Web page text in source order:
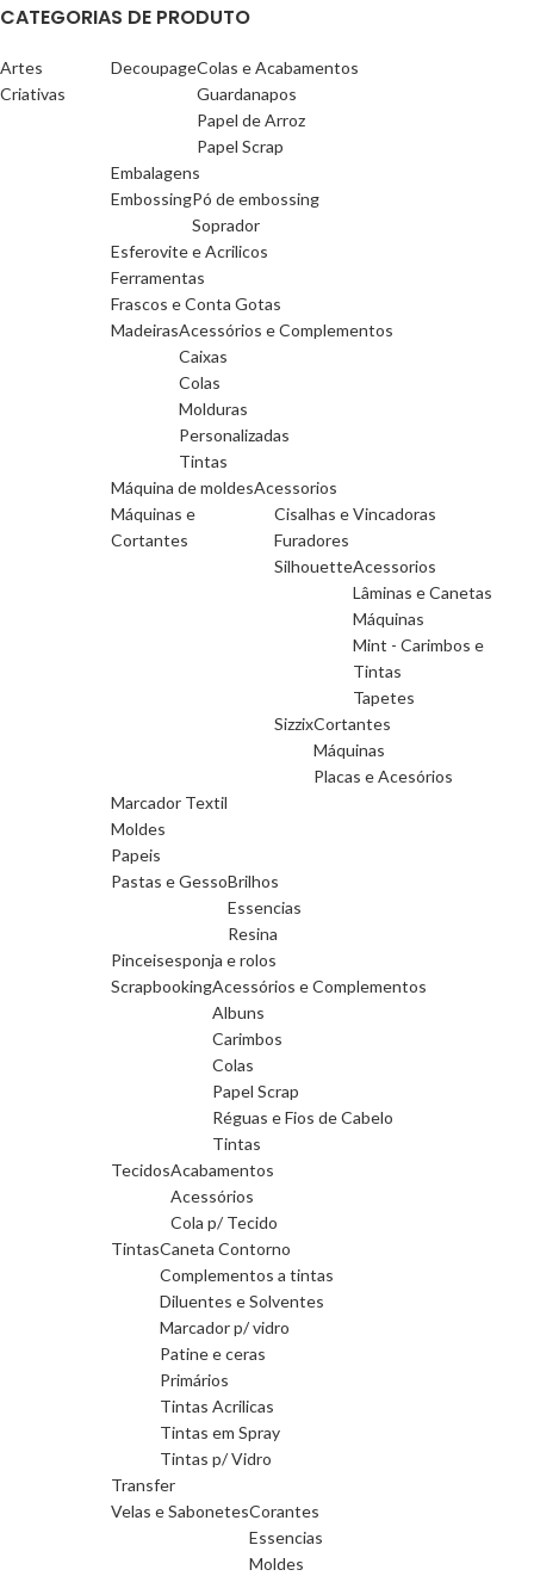
CATEGORIAS DE PRODUTO
Artes
Criativas
DecoupageColas e Acabamentos
Guardanapos
Papel de Arroz
Papel Scrap
Embalagens
EmbossingPó de embossing
Soprador
Esferovite e Acrilicos
Ferramentas
Frascos e Conta Gotas
MadeirasAcessórios e Complementos
Caixas
Colas
Molduras
Personalizadas
Tintas
Máquina de moldesAcessorios
Máquinas e
Cortantes
Cisalhas e Vincadoras
Furadores
SilhouetteAcessorios
Lâminas e Canetas
Máquinas
Mint - Carimbos e
Tintas
Tapetes
SizzixCortantes
Máquinas
Placas e Acesórios
Marcador Textil
Moldes
Papeis
Pastas e GessoBrilhos
Essencias
Resina
Pinceisesponja e rolos
ScrapbookingAcessórios e Complementos
Albuns
Carimbos
Colas
Papel Scrap
Réguas e Fios de Cabelo
Tintas
TecidosAcabamentos
Acessórios
Cola p/ Tecido
TintasCaneta Contorno
Complementos a tintas
Diluentes e Solventes
Marcador p/ vidro
Patine e ceras
Primários
Tintas Acrilicas
Tintas em Spray
Tintas p/ Vidro
Transfer
Velas e SabonetesCorantes
Essencias
Moldes